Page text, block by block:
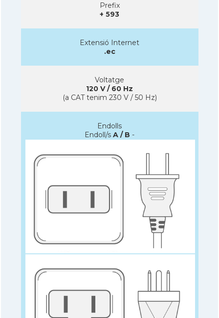
Prefix
+ 593
Extensió Internet
.ec
Voltatge
120 V / 60 Hz
(a CAT tenim 230 V / 50 Hz)
Endolls
Endoll/s A / B -